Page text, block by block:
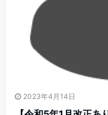
2023年4月14日